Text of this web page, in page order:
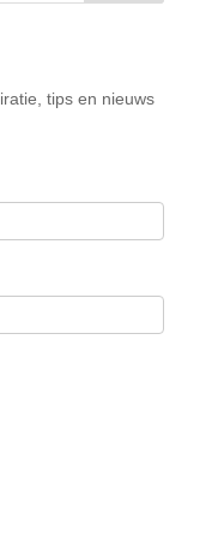
tips en nieuws